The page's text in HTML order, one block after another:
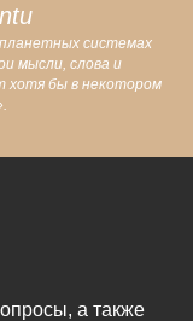
системах
мысли, слова и
хотя бы в некотором
а также